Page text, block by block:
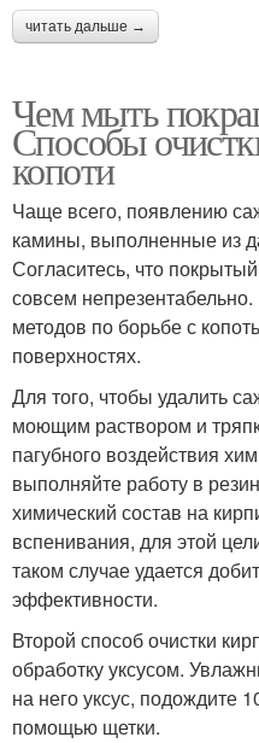
читать дальше →
Чем мыть
Способы
копоти
Чаще всего, появлению
камины, выполненные из
Согласитесь, что
совсем
методов по борьбе с
поверхностях.
Для того, чтобы удалить
моющим раствором и
пагубного воздействия
выполняйте работу в
химический состав на
вспенивания, для этой
таком случае удается
эффективности.
Второй способ очистки
обработку уксусом.
на него уксус, подождите
помощью щетки.